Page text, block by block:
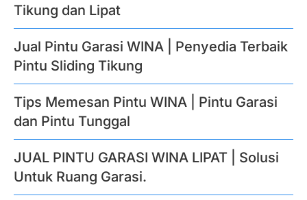
Tikung dan Lipat
Jual Pintu Garasi WINA | Penyedia Terbaik
Pintu Sliding Tikung
Tips Memesan Pintu WINA | Pintu Garasi
dan Pintu Tunggal
JUAL PINTU GARASI WINA LIPAT | Solusi
Untuk Ruang Garasi.